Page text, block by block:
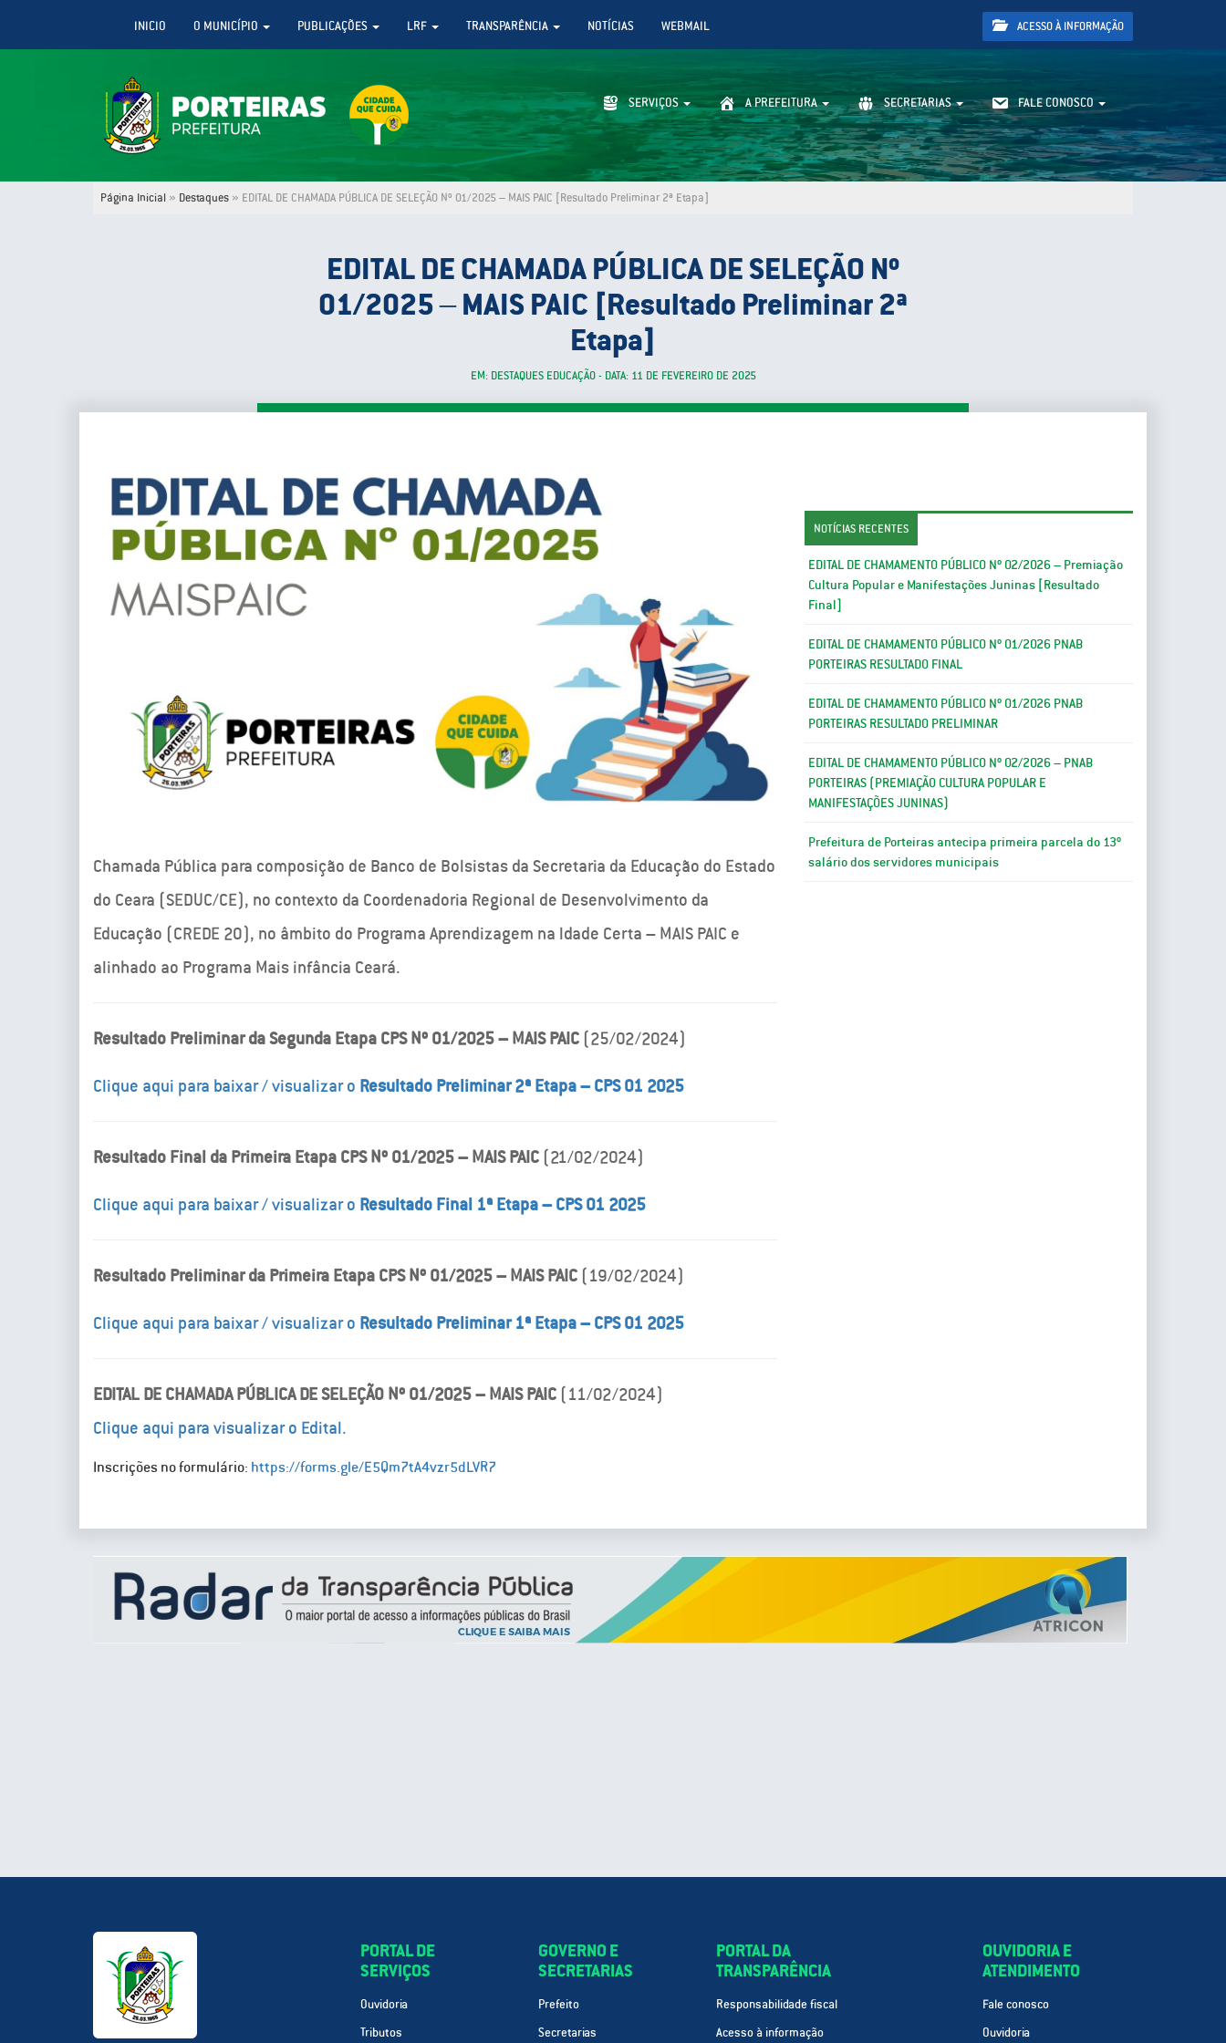
INICIO O MUNICÍPIO PUBLICAÇÕES LRF TRANSPARÊNCIA NOTÍCIAS WEBMAIL ACESSO À INFORMAÇÃO
SERVIÇOS A PREFEITURA SECRETARIAS FALE CONOSCO
Página Inicial » Destaques » EDITAL DE CHAMADA PÚBLICA DE SELEÇÃO Nº 01/2025 – MAIS PAIC [Resultado Preliminar 2ª Etapa]
EDITAL DE CHAMADA PÚBLICA DE SELEÇÃO Nº
01/2025 – MAIS PAIC [Resultado Preliminar 2ª
Etapa]
EM: DESTAQUES EDUCAÇÃO - DATA: 11 DE FEVEREIRO DE 2025
Chamada Pública para composição de Banco de Bolsistas da Secretaria da Educação do Estado
do Ceara (SEDUC/CE), no contexto da Coordenadoria Regional de Desenvolvimento da
Educação (CREDE 20), no âmbito do Programa Aprendizagem na ldade Certa – MAIS PAIC e
alinhado ao Programa Mais infância Ceará.
Resultado Preliminar da Segunda Etapa CPS Nº 01/2025 – MAIS PAIC (25/02/2024)
Clique aqui para baixar / visualizar o Resultado Preliminar 2ª Etapa – CPS 01 2025
Resultado Final da Primeira Etapa CPS Nº 01/2025 – MAIS PAIC (21/02/2024)
Clique aqui para baixar / visualizar o Resultado Final 1ª Etapa – CPS 01 2025
Resultado Preliminar da Primeira Etapa CPS Nº 01/2025 – MAIS PAIC (19/02/2024)
Clique aqui para baixar / visualizar o Resultado Preliminar 1ª Etapa – CPS 01 2025
EDITAL DE CHAMADA PÚBLICA DE SELEÇÃO Nº 01/2025 – MAIS PAIC (11/02/2024)
Clique aqui para visualizar o Edital.
Inscrições no formulário: https://forms.gle/E5Qm7tA4vzr5dLVR7
NOTÍCIAS RECENTES
EDITAL DE CHAMAMENTO PÚBLICO Nº 02/2026 – Premiação
Cultura Popular e Manifestações Juninas [Resultado
Final]
EDITAL DE CHAMAMENTO PÚBLICO Nº 01/2026 PNAB
PORTEIRAS RESULTADO FINAL
EDITAL DE CHAMAMENTO PÚBLICO Nº 01/2026 PNAB
PORTEIRAS RESULTADO PRELIMINAR
EDITAL DE CHAMAMENTO PÚBLICO Nº 02/2026 – PNAB
PORTEIRAS (PREMIAÇÃO CULTURA POPULAR E
MANIFESTAÇÕES JUNINAS)
Prefeitura de Porteiras antecipa primeira parcela do 13º
salário dos servidores municipais
PORTAL DE
SERVIÇOS
Ouvidoria
Tributos
GOVERNO E
SECRETARIAS
Prefeito
Secretarias
PORTAL DA
TRANSPARÊNCIA
Responsabilidade fiscal
Acesso à informação
OUVIDORIA E
ATENDIMENTO
Fale conosco
Ouvidoria